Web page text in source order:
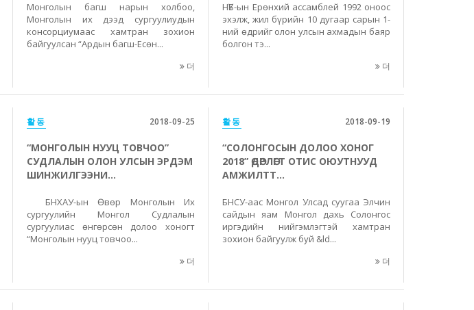
Монголын багш нарын холбоо,
Монголын их дээд сургуулиудын
консорциумаас хамтран зохион
байгуулсан “Ардын багш-Есөн...
더
НҮБ-ын Ерөнхий ассамблей 1992 оноос
эхэлж, жил бүрийн 10 дугаар сарын 1-
ний өдрийг олон улсын ахмадын баяр
болгон тэ...
더
활동 2018-09-25
“МОНГОЛЫН НУУЦ ТОВЧОО”
СУДЛАЛЫН ОЛОН УЛСЫН ЭРДЭМ
ШИНЖИЛГЭЭНИ...
БНХАУ-ын Өвөр Монголын Их
сургуулийн Монгол Судлалын
сургуулиас өнгөрсөн долоо хоногт
“Монголын нууц товчоо...
더
활동 2018-09-19
“СОЛОНГОСЫН ДОЛОО ХОНОГ
2018” ӨДӨРЛӨГТ ОТИС ОЮУТНУУД
АМЖИЛТТ...
БНСУ-аас Монгол Улсад суугаа Элчин
сайдын яам Монгол дахь Солонгос
иргэдийн нийгэмлэгтэй хамтран
зохион байгуулж буй &ld...
더